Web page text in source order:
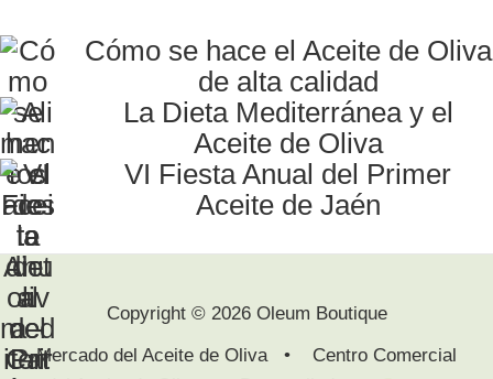
Cómo se hace el Aceite de Oliva
de alta calidad
La Dieta Mediterránea y el
Aceite de Oliva
VI Fiesta Anual del Primer
Aceite de Jaén
Copyright © 2026 Oleum Boutique
Mercado del Aceite de Oliva • Centro Comercial